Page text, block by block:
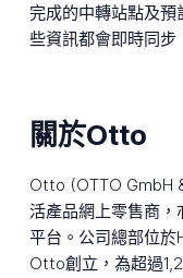
完成的中轉站點及
些資訊都會即時同步
關於Otto
Otto (OTTO GmbH
活產品網上零售商
平台。公司總部位
Otto創立，為超過